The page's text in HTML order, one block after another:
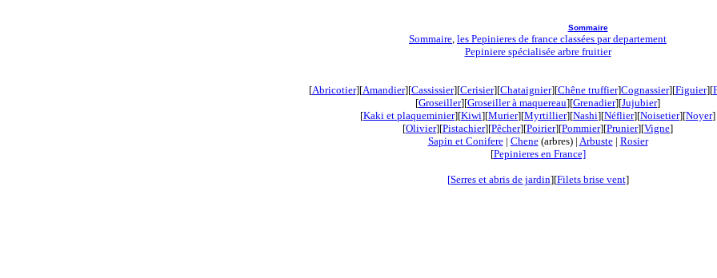
Sommaire
Sommaire, les Pepinieres de france classées par departement
Pepiniere spécialisée arbre fruitier
[Abricotier][Amandier][Cassissier][Cerisier][Chataignier][Chêne truffier]Cognassier][Figuier][
[Groseiller][Groseiller à maquereau][Grenadier][Jujubier]
[Kaki et plaqueminier][Kiwi][Murier][Myrtillier][Nashi][Néflier][Noisetier][Noyer]
[Olivier][Pistachier][Pêcher][Poirier][Pommier][Prunier][Vigne]
Sapin et Conifere| Chene(arbres) | Arbuste| Rosier
[Pepinieres en France]
[Serres et abris de jardin][Filets brise vent]